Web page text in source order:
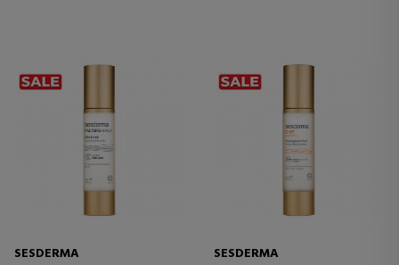
SESDERMA
SESDERMA